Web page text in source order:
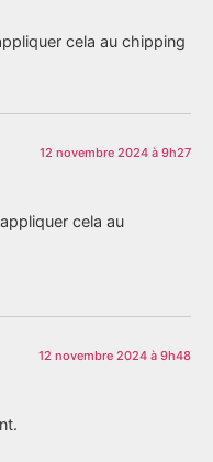
cela au chipping
12 novembre 2024 à 9h27
cela au
12 novembre 2024 à 9h48